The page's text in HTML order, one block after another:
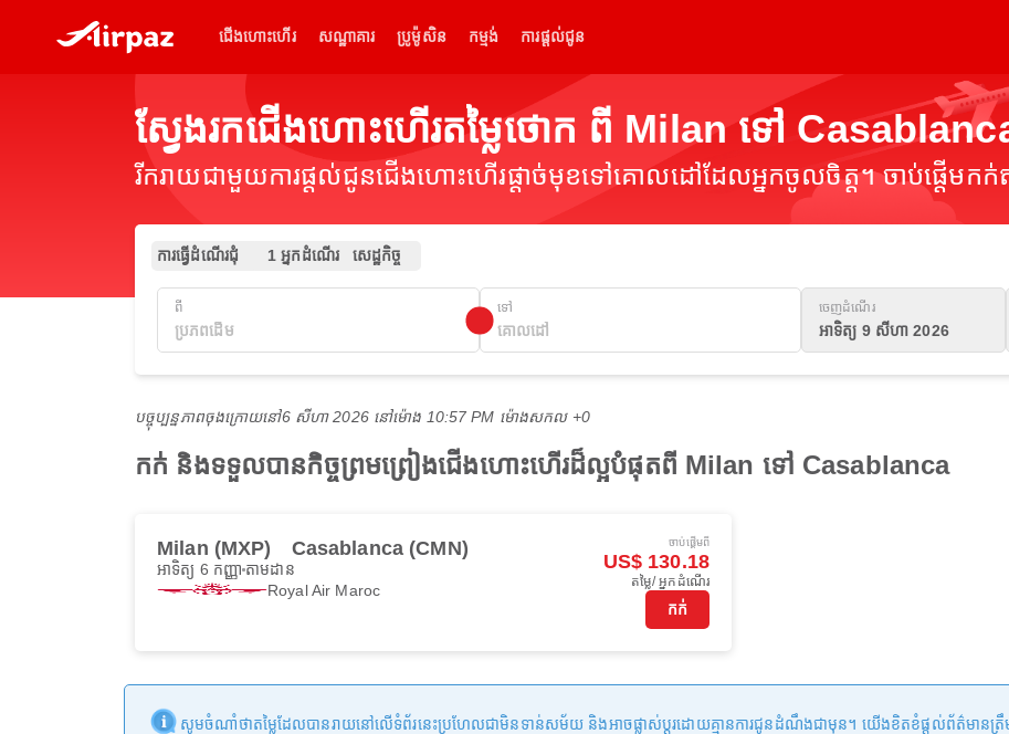
ជើងហោះហើរ សណ្ឋាគារ ប្រូម៉ូសិន កម្មង់ ការផ្តល់ជូន
ស្វែងរកជើងហោះហើរតម្លៃថោក ពី Milan ទៅ
រីករាយជាមួយការផ្តល់ជូនជើងហោះហើរផ្តាច់មុខទៅគោលដៅដែលអ្នកចូលចិត្ត។ ចាប់ផ្តើមកក់
ការធ្វើដំណើរជុំ 1 អ្នកដំណើរ សេដ្ឋកិច្ច
ពី ទៅ ចេញដំណើរ
អាទិត្យ 9 សីហា 2026
បច្ចុប្បន្នភាពចុងក្រោយនៅ6 សីហា 2026 នៅ​ម៉ោង 10:57 PM ម៉ោង​សកល +0
កក់ និងទទួលបានកិច្ចព្រមព្រៀងជើងហោះហើរដ៏ល្អបំផុតពី Milan ទៅ Casablanca
Milan (MXP) Casablanca (CMN)
អាទិត្យ 6 កញ្ញា តាមដាន
Royal Air Maroc
ចាប់ផ្ដើមពី
US$ 130.18
តម្លៃ/ អ្នកដំណើរ
កក់
សូមចំណាំថាតម្លៃដែលបានរាយនៅលើទំព័រនេះប្រហែលជាមិនទាន់សម័យ និងអាចផ្លាស់ប្តូរដោយគ្មានការជូនដំណឹងជាមុន។ យើងខិតខំផ្តល់ព័ត៌មានត្រឹម